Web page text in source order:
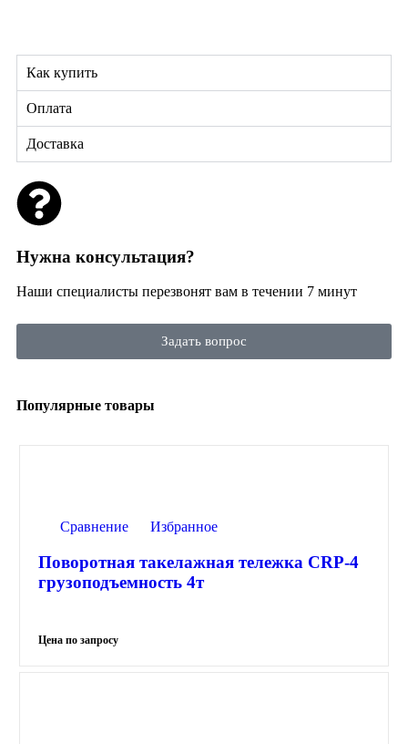
Как купить
Оплата
Доставка
Нужна консультация?
Наши специалисты перезвонят вам в течении 7 минут
Задать вопрос
Популярные товары
Сравнение Избранное
Поворотная такелажная тележка CRP-4
грузоподъемность 4т